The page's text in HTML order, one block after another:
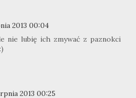
2013 00:04
nie lubię ich zmywać z paznokci
2013 00:25